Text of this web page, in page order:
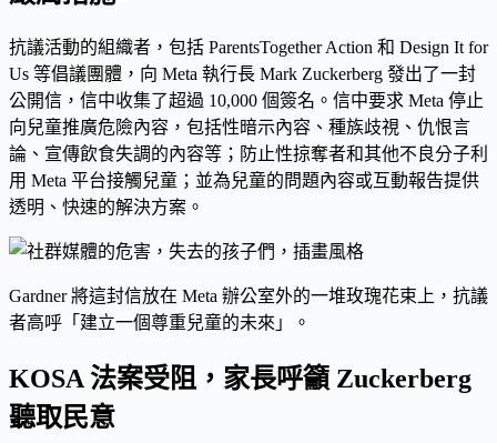
抗議活動的組織者，包括 ParentsTogether Action 和 Design It for
Us 等倡議團體，向 Meta 執行長 Mark Zuckerberg 發出了一封
公開信，信中收集了超過 10,000 個簽名。信中要求 Meta 停止
向兒童推廣危險內容，包括性暗示內容、種族歧視、仇恨言
論、宣傳飲食失調的內容等；防止性掠奪者和其他不良分子利
用 Meta 平台接觸兒童；並為兒童的問題內容或互動報告提供
透明、快速的解決方案。
Gardner 將這封信放在 Meta 辦公室外的一堆玫瑰花束上，抗議
者高呼「建立一個尊重兒童的未來」。
KOSA 法案受阻，家長呼籲 Zuckerberg
聽取民意